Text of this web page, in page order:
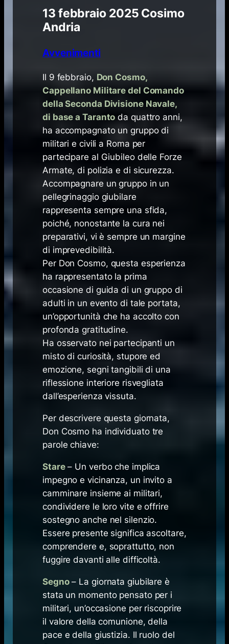
13 febbraio 2025 Cosimo
Andria
Avvenimenti
​Il 9 febbraio, Don Cosmo,
Cappellano Militare del Comando
della Seconda Divisione Navale,
di base a Taranto da quattro anni,
ha accompagnato un gruppo di
militari e civili a Roma per
partecipare al Giubileo delle Forze
Armate, di polizia e di sicurezza.
Accompagnare un gruppo in un
pellegrinaggio giubilare
rappresenta sempre una sfida,
poiché, nonostante la cura nei
preparativi, vi è sempre un margine
di imprevedibilità.
Per Don Cosmo, questa esperienza
ha rappresentato la prima
occasione di guida di un gruppo di
adulti in un evento di tale portata,
un’opportunità che ha accolto con
profonda gratitudine.
Ha osservato nei partecipanti un
misto di curiosità, stupore ed
emozione, segni tangibili di una
riflessione interiore risvegliata
dall’esperienza vissuta.
Per descrivere questa giornata,
Don Cosmo ha individuato tre
parole chiave:
Stare – Un verbo che implica
impegno e vicinanza, un invito a
camminare insieme ai militari,
condividere le loro vite e offrire
sostegno anche nel silenzio.
Essere presente significa ascoltare,
comprendere e, soprattutto, non
fuggire davanti alle difficoltà.
Segno– La giornata giubilare è
stata un momento pensato per i
militari, un’occasione per riscoprire
il valore della comunione, della
pace e della giustizia. Il ruolo del